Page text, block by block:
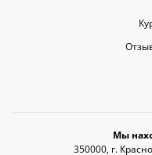
Мы
350000, г.